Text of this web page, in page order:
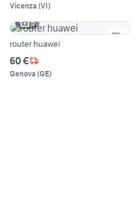
Vicenza (VI)
5
router huawei
60 €
Genova (GE)